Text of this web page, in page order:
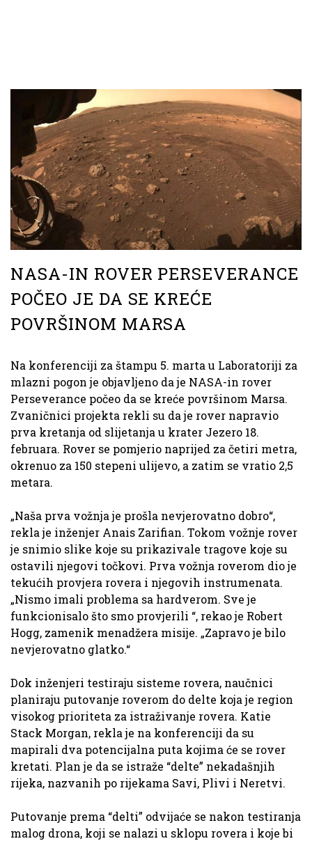
NASA-IN ROVER PERSEVERANCE
POČEO JE DA SE KREĆE
POVRŠINOM MARSA
Na konferenciji za štampu 5. marta u Laboratoriji za
mlazni pogon je objavljeno da je NASA-in rover
Perseverance počeo da se kreće površinom Marsa.
Zvaničnici projekta rekli su da je rover napravio
prva kretanja od slijetanja u krater Jezero 18.
februara. Rover se pomjerio naprijed za četiri metra,
okrenuo za 150 stepeni ulijevo, a zatim se vratio 2,5
metara.
„Naša prva vožnja je prošla nevjerovatno dobro“,
rekla je inženjer Anais Zarifian. Tokom vožnje rover
je snimio slike koje su prikazivale tragove koje su
ostavili njegovi točkovi. Prva vožnja roverom dio je
tekućih provjera rovera i njegovih instrumenata.
„Nismo imali problema sa hardverom. Sve je
funkcionisalo što smo provjerili “, rekao je Robert
Hogg, zamenik menadžera misije. „Zapravo je bilo
nevjerovatno glatko.“
Dok inženjeri testiraju sisteme rovera, naučnici
planiraju putovanje roverom do delte koja je region
visokog prioriteta za istraživanje rovera. Katie
Stack Morgan, rekla je na konferenciji da su
mapirali dva potencijalna puta kojima će se rover
kretati. Plan je da se istraže “delte” nekadašnjih
rijeka, nazvanih po rijekama Savi, Plivi i Neretvi.
Putovanje prema “delti” odvijaće se nakon testiranja
malog drona, koji se nalazi u sklopu rovera i koje bi